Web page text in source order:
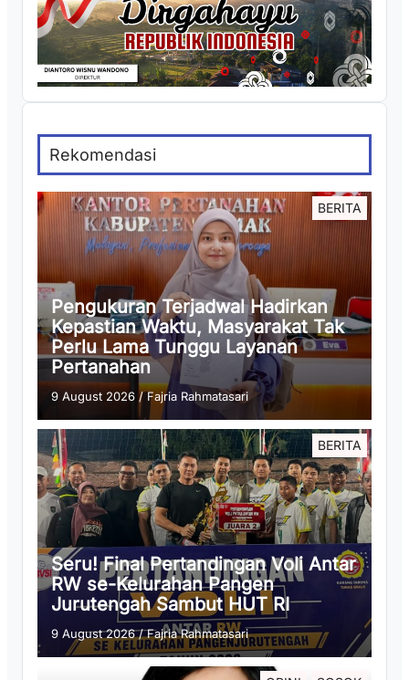
Rekomendasi
BERITA
Pengukuran Terjadwal Hadirkan
Kepastian Waktu, Masyarakat Tak
Perlu Lama Tunggu Layanan
Pertanahan
9 August 2026 /Fajria Rahmatasari
BERITA
Seru! Final Pertandingan Voli Antar
RW se-Kelurahan Pangen
Jurutengah Sambut HUT RI
9 August 2026/Fajria Rahmatasari